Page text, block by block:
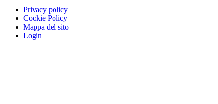
Privacy policy
Cookie Policy
Mappa del sito
Login